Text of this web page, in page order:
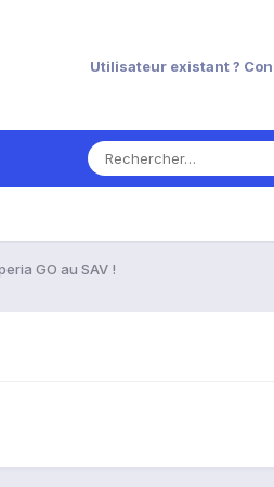
Utilisateur existant ?
GO au SAV !